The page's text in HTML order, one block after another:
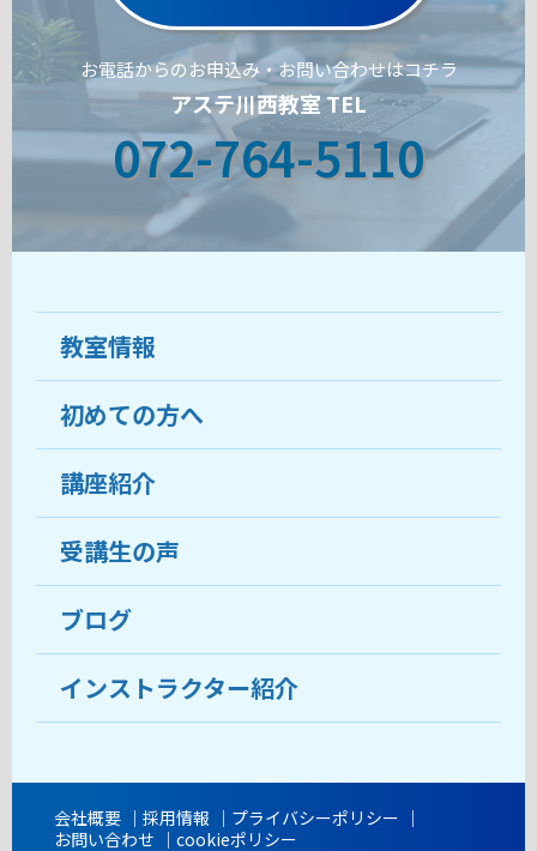
お電話からのお申込み・お問い合わせはコチラ
アステ川西教室 TEL
072-764-5110
教室情報
教室について
受講生の声
おすすめ・人気の講座
目的から講座を探す
教室ブログ
初めての方へ
ココがおすすめ
料金
受講までの流れ
よくあるご質問
講座紹介
受講生の声
ブログ
インストラクター紹介
会社概要 採用情報
プライバシーポリシー
お問い合わせ
cookieポリシー